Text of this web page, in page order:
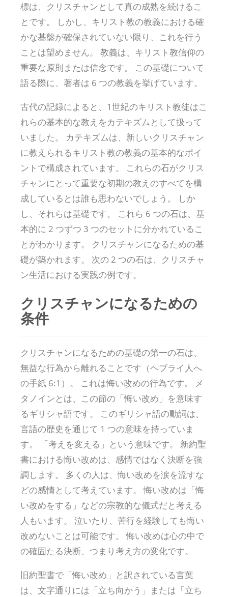
標は、クリスチャンとして真の成熟を続けるこ
とです。 しかし、キリスト教の教義における確
かな基盤が確保されていない限り、これを行う
ことは望めません。 教義は、キリスト教信仰の
重要な原則または信念です。 この基礎について
語る際に、著者は 6 つの教義を挙げています。
古代の記録によると、1世紀のキリスト教徒はこ
れらの基本的な教えをカテキズムとして扱って
いました。 カテキズムは、新しいクリスチャン
に教えられるキリスト教の教義の基本的なポイ
ントで構成されています。 これらの石がクリス
チャンにとって重要な初期の教えのすべてを構
成しているとは誰も思わないでしょう。 しか
し、それらは基礎です。 これら 6 つの石は、基
本的に 2 つずつ 3 つのセットに分かれているこ
とがわかります。 クリスチャンになるための基
礎が築かれます。 次の 2 つの石は、クリスチャ
ン生活における実践の例です。
クリスチャンになるための
条件
クリスチャンになるための基礎の第一の石は、
無益な行為から離れることです（ヘブライ人へ
の手紙 6:1）。 これは悔い改めの行為です。 メ
タノインとは、この節の「悔い改め」を意味す
るギリシャ語です。 このギリシャ語の動詞は、
言語の歴史を通じて 1 つの意味を持っていま
す。 「考えを変える」という意味です。 新約聖
書における悔い改めは、感情ではなく決断を強
調します。 多くの人は、悔い改めを涙を流すな
どの感情として考えています。 悔い改めは「悔
い改めをする」などの宗教的な儀式だと考える
人もいます。 泣いたり、苦行を経験しても悔い
改めないことは可能です。 悔い改めは心の中で
の確固たる決断、つまり考え方の変化です。
旧約聖書で「悔い改め」と訳されている言葉
は、文字通りには「立ち向かう」または「立ち